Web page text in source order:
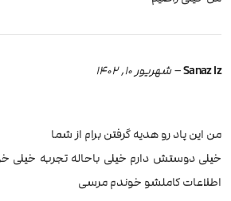
Sanaz Iz
–شهریور 10, 1402
من این پاد رو هدیه گرفتن برام از شما
خیلی دوستش دارم خیلی باحاله تجربه خیلی
اطلاعات کاملشو خوندم مرسی